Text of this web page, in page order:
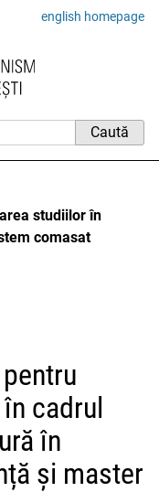
english homepage
studiilor în
comasat
cadrul
în
și master